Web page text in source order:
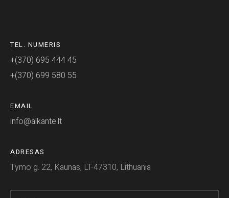
TEL. NUMERIS
+(370) 695 444 45
+(370) 699 580 55
EMAIL
info@alkante.lt
ADRESAS
Tymo g. 22, Kaunas, LT-47310, Lithuania